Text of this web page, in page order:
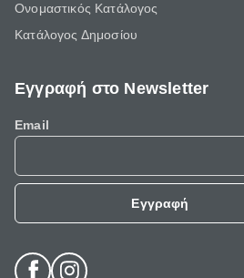
Ονομαστικός Κατάλογος
Κατάλογος Δημοσίου
Εγγραφή στο Newsletter
Email
Εγγραφή